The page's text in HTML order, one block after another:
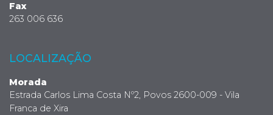
Fax
263 006 636
LOCALIZAÇÃO
Morada
Estrada Carlos Lima Costa Nº2, Povos 2600-009 - Vila
Franca de Xira